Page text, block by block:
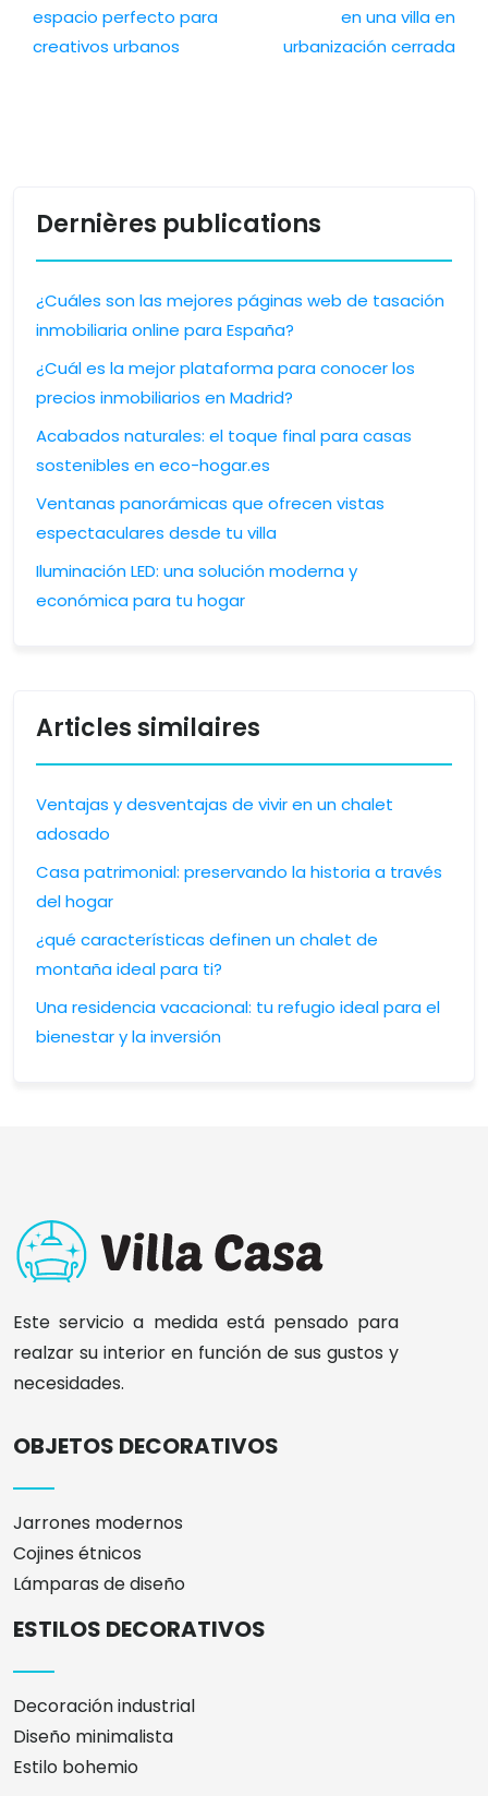
espacio perfecto para
creativos urbanos
en una villa en
urbanización cerrada
Dernières publications
¿Cuáles son las mejores páginas web de tasación
inmobiliaria online para España?
¿Cuál es la mejor plataforma para conocer los
precios inmobiliarios en Madrid?
Acabados naturales: el toque final para casas
sostenibles en eco-hogar.es
Ventanas panorámicas que ofrecen vistas
espectaculares desde tu villa
Iluminación LED: una solución moderna y
económica para tu hogar
Articles similaires
Ventajas y desventajas de vivir en un chalet
adosado
Casa patrimonial: preservando la historia a través
del hogar
¿qué características definen un chalet de
montaña ideal para ti?
Una residencia vacacional: tu refugio ideal para el
bienestar y la inversión
Este servicio a medida está pensado para
realzar su interior en función de sus gustos y
necesidades.
OBJETOS DECORATIVOS
Jarrones modernos
Cojines étnicos
Lámparas de diseño
ESTILOS DECORATIVOS
Decoración industrial
Diseño minimalista
Estilo bohemio